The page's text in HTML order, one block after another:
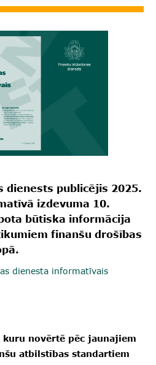
dienests publicējis 2025.
izdevuma 10.
būtiska informācija
finanšu drošības
dienesta informatīvais
novērtē pēc jaunajiem
atbilstības standartiem